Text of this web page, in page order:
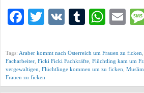
Facebook
Twitter
VK Tumblr
Tags: Araber kommt nach Österreich um Frauen zu ficken
Facharbeiter Ficki Ficki Fachkräfte Flüchtling kam um
vergewaltigen Flüchtlinge kommen um zu ficken
Frauen zu ficken